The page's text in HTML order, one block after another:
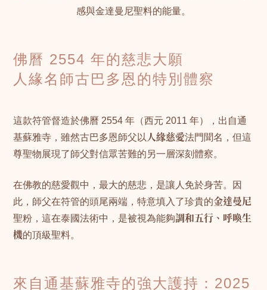
感與金達曼尼聖料的能量。
佛曆 2554 年的慈悲大願
人緣名師古巴多恩的特別體察
這款符管督造於佛曆 2554 年（西元 2011 年），出自通
基蘇雅寺，雖然古巴多恩師父以 人緣慈愛法門聞名，但這
尊聖物展現了師父對信眾苦難的另一層深刻體察。
在佛教的慈愛觀中，最大的慈悲，是讓人免於身苦。因
此，師父在符管的頭尾兩端，特意填入了珍貴的金達曼尼
聖粉，這在泰國法術中，是被視為能夠調和五行、呼喚生
機的頂級聖料。
來自通基蘇雅寺的強大護持：2025